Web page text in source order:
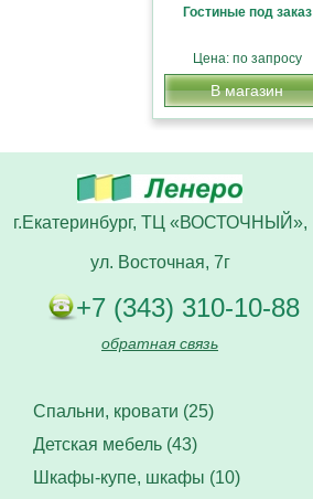
Гостиные под заказ
Цена: по запросу
В магазин
г.Екатеринбург, ТЦ «ВОСТОЧНЫЙ»,
ул. Восточная, 7г
+7 (343) 310-10-88
обратная связь
Спальни, кровати (25)
Детская мебель (43)
Шкафы-купе, шкафы (10)